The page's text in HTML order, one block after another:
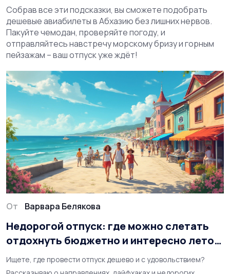
Собрав все эти подсказки, вы сможете подобрать
дешевые авиабилеты в Абхазию без лишних нервов.
Пакуйте чемодан, проверяйте погоду, и
отправляйтесь навстречу морскому бризу и горным
пейзажам – ваш отпуск уже ждёт!
От Варвара Белякова
Недорогой отпуск: где можно слетать
отдохнуть бюджетно и интересно летом
2025
Ищете, где провести отпуск дешево и с удовольствием?